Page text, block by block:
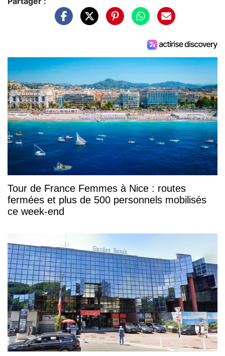
Tour de France Femmes à Nice : routes
fermées et plus de 500 personnels mobilisés
ce week-end